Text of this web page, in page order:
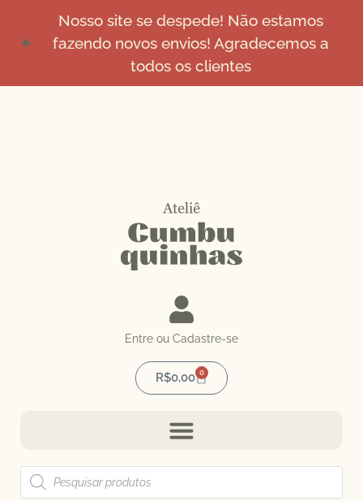
Nosso site se despede! Não estamos
fazendo novos envios! Agradecemos a
todos os clientes
Entre ou Cadastre-se
R$0,00 0